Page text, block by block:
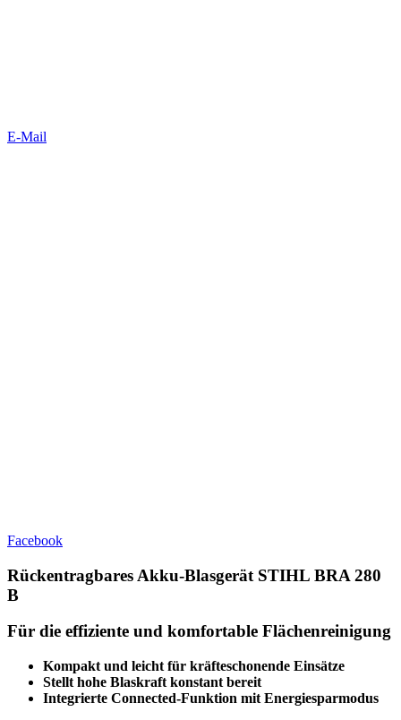
E-Mail
Facebook
Rückentragbares Akku-Blasgerät STIHL BRA 280
B
Für die effiziente und komfortable Flächenreinigung
Kompakt und leicht für kräfteschonende Einsätze
Stellt hohe Blaskraft konstant bereit
Integrierte Connected-Funktion mit Energiesparmodus